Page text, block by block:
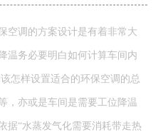
降温方
种高效经济的降温方式。干热
帘内孔壁均匀布满水膜，这样
上的水会吸收空气中的热量并
下降，湿度增加，完成降温过